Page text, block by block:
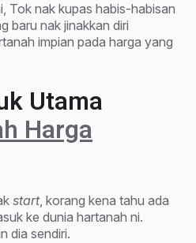
Tok nak kupas habis-habisan
baru nak jinakkan diri
impian pada harga yang
Utama
Harga
start, korang kena tahu ada
ke dunia hartanah ni.
dia sendiri.